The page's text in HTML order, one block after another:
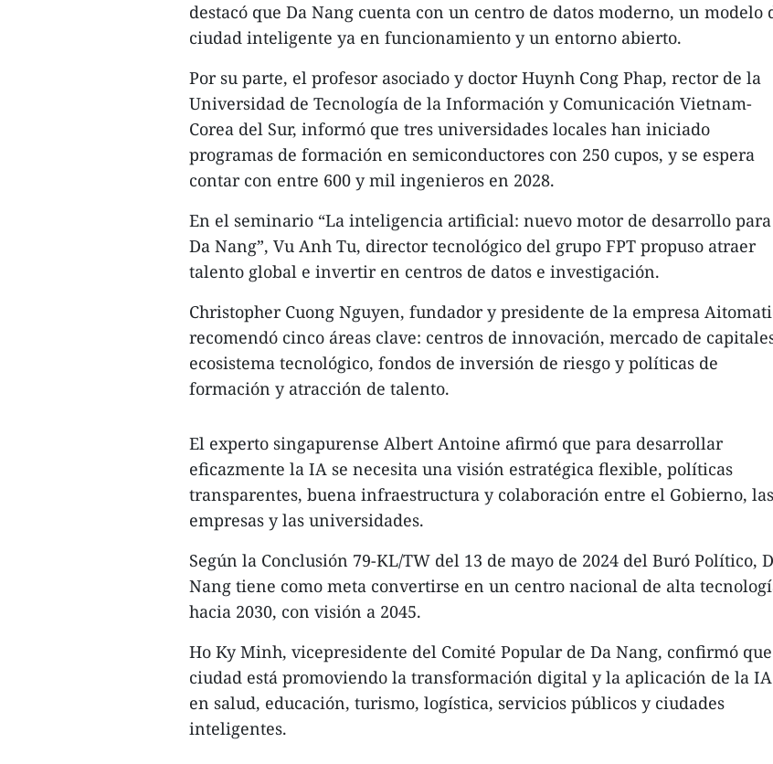
destacó que Da Nang cuenta con un centro de datos moderno, un modelo
ciudad inteligente ya en funcionamiento y un entorno abierto.
Por su parte, el profesor asociado y doctor Huynh Cong Phap, rector de la
Universidad de Tecnología de la Información y Comunicación Vietnam-
Corea del Sur, informó que tres universidades locales han iniciado
programas de formación en semiconductores con 250 cupos, y se espera
contar con entre 600 y mil ingenieros en 2028.
En el seminario “La inteligencia artificial: nuevo motor de desarrollo para
Da Nang”, Vu Anh Tu, director tecnológico del grupo FPT propuso atraer
talento global e invertir en centros de datos e investigación.
Christopher Cuong Nguyen, fundador y presidente de la empresa
recomendó cinco áreas clave: centros de innovación, mercado de
ecosistema tecnológico, fondos de inversión de riesgo y políticas de
formación y atracción de talento.
El experto singapurense Albert Antoine afirmó que para desarrollar
eficazmente la IA se necesita una visión estratégica flexible, políticas
transparentes, buena infraestructura y colaboración entre el Gobierno, las
empresas y las universidades.
Según la Conclusión 79-KL/TW del 13 de mayo de 2024 del Buró Político,
Nang tiene como meta convertirse en un centro nacional de alta
hacia 2030, con visión a 2045.
Ho Ky Minh, vicepresidente del Comité Popular de Da Nang, confirmó
ciudad está promoviendo la transformación digital y la aplicación de la IA
en salud, educación, turismo, logística, servicios públicos y ciudades
inteligentes.